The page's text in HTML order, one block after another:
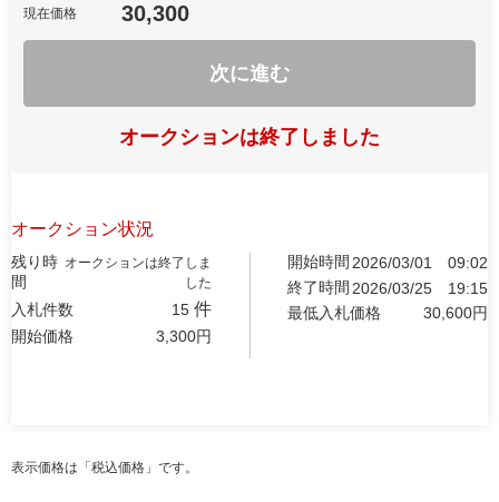
現在価格 30,300
次に進む
オークションは終了しました
オークション状況
残り時
間
オークションは終了しま
した
入札件数 15 件
開始価格 3,300円
開始時間 2026/03/01
09:02
終了時間 2026/03/25
19:15
最低入札価格
30,600円
表示価格は「税込価格」です。